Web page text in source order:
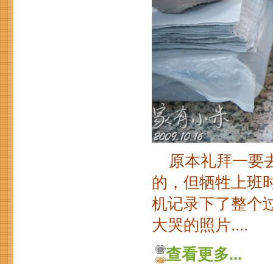
原本礼拜一要
的，但牺牲上班
机记录下了整个
大哭的照片....
查看更多...